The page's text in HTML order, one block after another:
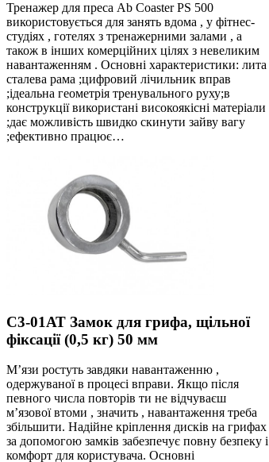
Тренажер для преса Ab Coaster PS 500
використовується для занять вдома , у фітнес-
студіях , готелях з тренажерними залами , а
також в інших комерційних цілях з невеликим
навантаженням . Основні характеристики: лита
сталева рама ;цифровий лічильник вправ
;ідеальна геометрія тренувального руху;в
конструкції використані високоякісні матеріали
;дає можливість швидко скинути зайву вагу
;ефективно працює…
С3-01АТ Замок для грифа, щільної
фіксації (0,5 кг) 50 мм
М’язи ростуть завдяки навантаженню ,
одержуваної в процесі вправи. Якщо після
певного числа повторів ти не відчуваєш
м’язової втоми , значить , навантаження треба
збільшити. Надійне кріплення дисків на грифах
за допомогою замків забезпечує повну безпеку і
комфорт для користувача. Основні